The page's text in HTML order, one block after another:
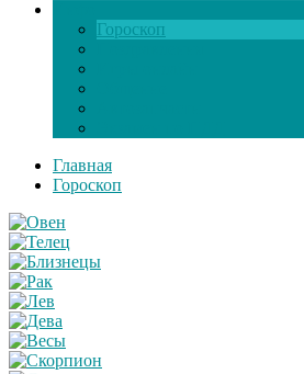
Гороскоп
Главная
Гороскоп